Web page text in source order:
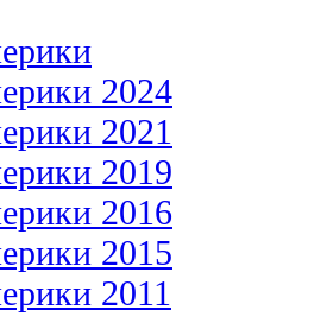
2024
2021
2019
2016
2015
2011